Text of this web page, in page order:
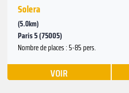
Solera
(5.0km)
Paris 5 (75005)
Nombre de places : 5-85 pers.
VOIR